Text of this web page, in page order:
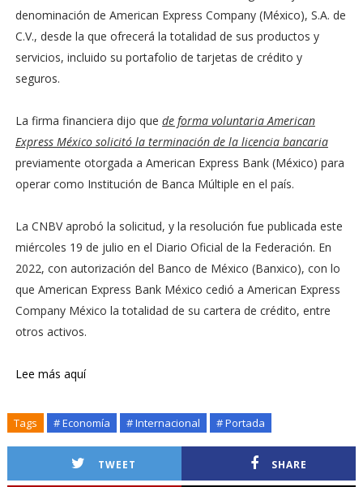
denominación de American Express Company (México), S.A. de
C.V., desde la que ofrecerá la totalidad de sus productos y
servicios, incluido su portafolio de tarjetas de crédito y
seguros.
La firma financiera dijo que de forma voluntaria American
Express México solicitó la terminación de la licencia bancaria
previamente otorgada a American Express Bank (México) para
operar como Institución de Banca Múltiple en el país.
La CNBV aprobó la solicitud, y la resolución fue publicada este
miércoles 19 de julio en el Diario Oficial de la Federación. En
2022, con autorización del Banco de México (Banxico), con lo
que American Express Bank México cedió a American Express
Company México la totalidad de su cartera de crédito, entre
otros activos.
Lee más aquí
Tags # Economía # Internacional # Portada
TWEET SHARE